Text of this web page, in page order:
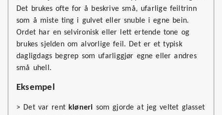
Det brukes ofte for å beskrive små, ufarlige feiltrinn
som å miste ting i gulvet eller snuble i egne bein.
Ordet har en selvironisk eller lett ertende tone og
brukes sjelden om alvorlige feil. Det er et typisk
dagligdags begrep som ufarliggjør egne eller andres
små uhell.
Eksempel
> Det var rent kløneri som gjorde at jeg veltet glasset